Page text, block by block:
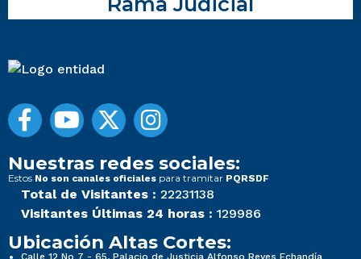
Nuestras redes sociales:
Estos No son canales oficiales para tramitar PQRSDF
Total de Visitantes : 22231138
Visitantes Últimas 24 horas : 129986
Ubicación Altas Cortes:
Calle 12 No 7 - 65, Palacio de Justicia Alfonso Reyes Echandía